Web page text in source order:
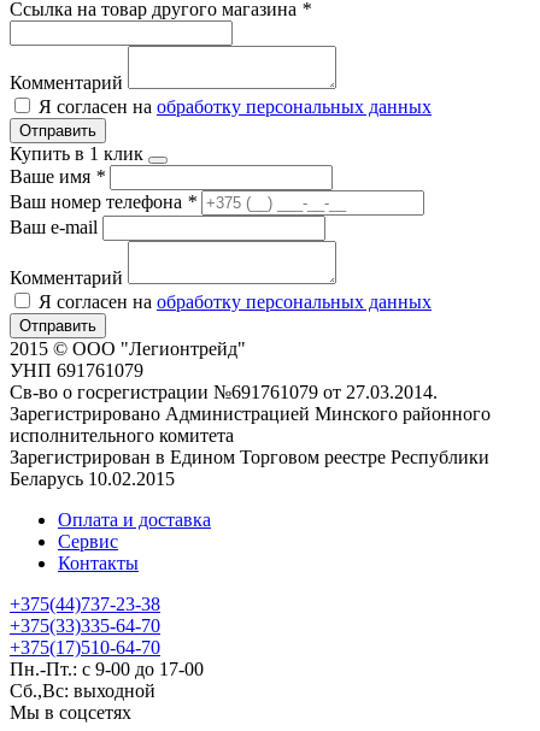
Ссылка на товар другого магазина *
Комментарий
Я согласен на обработку персональных данных
Отправить
Купить в 1 клик
Ваше имя *
Ваш номер телефона *
Ваш e-mail
Комментарий
Я согласен на обработку персональных данных
Отправить
2015 © ООО "Легионтрейд"
УНП 691761079
Св-во о госрегистрации №691761079 от 27.03.2014.
Зарегистрировано Администрацией Минского районного
исполнительного комитета
Зарегистрирован в Едином Торговом реестре Республики
Беларусь 10.02.2015
Оплата и доставка
Сервис
Контакты
+375(44)737-23-38
+375(33)335-64-70
+375(17)510-64-70
Пн.-Пт.: с 9-00 до 17-00
Сб.,Вс: выходной
Мы в соцсетях